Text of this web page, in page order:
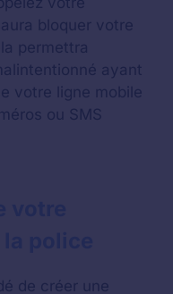
bloquer votre
permettra
ayant
votre ligne mobile
ou SMS
de créer une